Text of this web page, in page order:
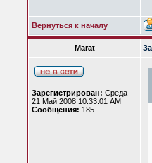
Вернуться к началу
Marat
Зарегистрирован: Среда
21 Май 2008 10:33:01 AM
Сообщения: 185